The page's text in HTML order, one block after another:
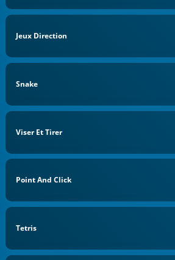
Jeux Direction
Snake
Viser Et Tirer
Point And Click
Tetris